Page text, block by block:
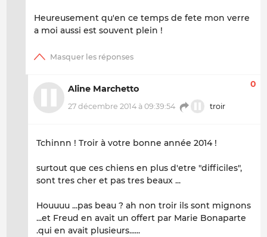
Heureusement qu'en ce temps de fete mon verre
a moi aussi est souvent plein !
Aline Marchetto
27 décembre 2014 à 09:39:54 troir
0
Tchinnn ! Troir à votre bonne année 2014 !
surtout que ces chiens en plus d'etre "difficiles",
sont tres cher et pas tres beaux ...
Houuuu ...pas beau ? ah non troir ils sont mignons
...et Freud en avait un offert par Marie Bonaparte
.qui en avait plusieurs......